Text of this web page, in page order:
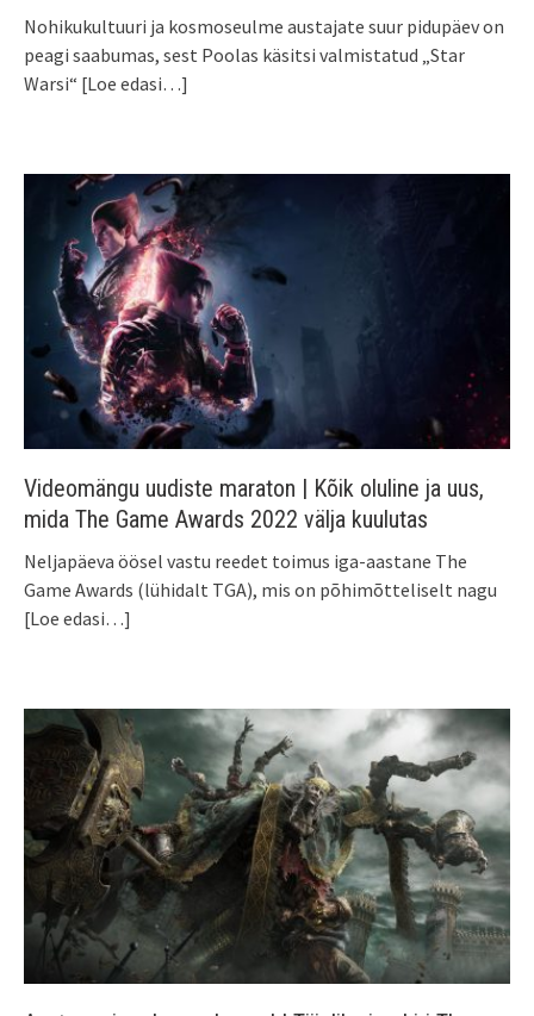
Nohikukultuuri ja kosmoseulme austajate suur pidupäev on
peagi saabumas, sest Poolas käsitsi valmistatud „Star
Warsi“ [Loe edasi…]
Videomängu uudiste maraton | Kõik oluline ja uus,
mida The Game Awards 2022 välja kuulutas
Neljapäeva öösel vastu reedet toimus iga-aastane The
Game Awards (lühidalt TGA), mis on põhimõtteliselt nagu
[Loe edasi…]